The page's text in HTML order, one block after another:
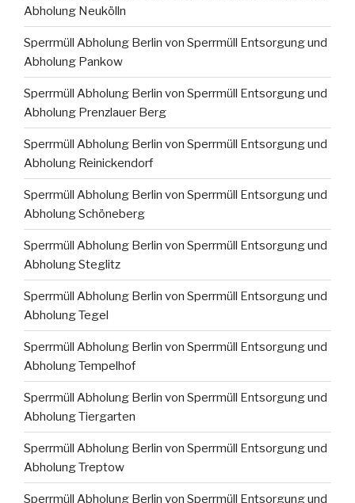
Abholung Neukölln
Sperrmüll Abholung Berlin von Sperrmüll Entsorgung und
Abholung Pankow
Sperrmüll Abholung Berlin von Sperrmüll Entsorgung und
Abholung Prenzlauer Berg
Sperrmüll Abholung Berlin von Sperrmüll Entsorgung und
Abholung Reinickendorf
Sperrmüll Abholung Berlin von Sperrmüll Entsorgung und
Abholung Schöneberg
Sperrmüll Abholung Berlin von Sperrmüll Entsorgung und
Abholung Steglitz
Sperrmüll Abholung Berlin von Sperrmüll Entsorgung und
Abholung Tegel
Sperrmüll Abholung Berlin von Sperrmüll Entsorgung und
Abholung Tempelhof
Sperrmüll Abholung Berlin von Sperrmüll Entsorgung und
Abholung Tiergarten
Sperrmüll Abholung Berlin von Sperrmüll Entsorgung und
Abholung Treptow
Sperrmüll Abholung Berlin von Sperrmüll Entsorgung und